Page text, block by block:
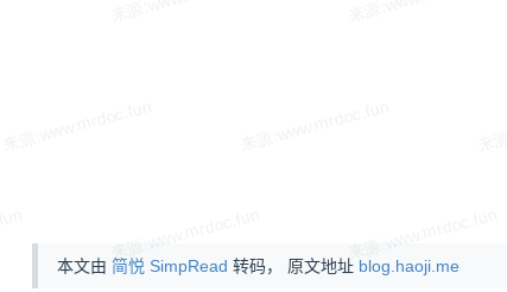
本文由 简悦 SimpRead 转码， 原文地址 blog.haoji.me